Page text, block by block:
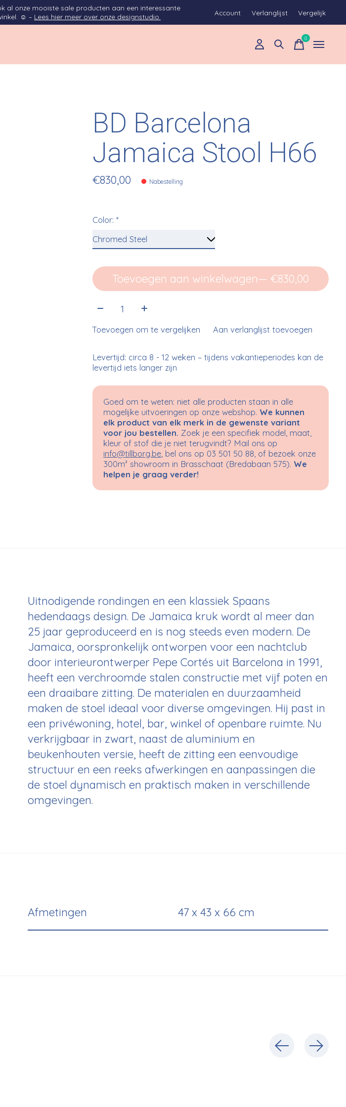
al onze mooiste sale producten aan een interessante
☺ – Lees hier meer over onze designstudio. Account Verlanglijst Vergelijk
0items
BD Barcelona
Jamaica Stool H66
€830,00 Nabestelling
Color:*
Toevoegen aan winkelwagen
— €830,00
Aantal:
Toevoegen om te vergelijken Aan verlanglijst toevoegen
Levertijd: circa 8 - 12 weken – tijdens vakantieperiodes kan de
levertijd iets langer zijn
Goed om te weten: niet alle producten staan in alle
mogelijke uitvoeringen op onze webshop. We kunnen
elk product van elk merk in de gewenste variant
voor jou bestellen. Zoek je een specifiek model, maat,
kleur of stof die je niet terugvindt? Mail ons op
info@tillborg.be , bel ons op 03 501 50 88, of bezoek onze
300m² showroom in Brasschaat (Bredabaan 575). We
helpen je graag verder!
Uitnodigende rondingen en een klassiek Spaans
hedendaags design. De Jamaica kruk wordt al meer dan
25 jaar geproduceerd en is nog steeds even modern. De
Jamaica, oorspronkelijk ontworpen voor een nachtclub
door interieurontwerper Pepe Cortés uit Barcelona in 1991,
heeft een verchroomde stalen constructie met vijf poten en
een draaibare zitting. De materialen en duurzaamheid
maken de stoel ideaal voor diverse omgevingen. Hij past in
een privéwoning, hotel, bar, winkel of openbare ruimte. Nu
verkrijgbaar in zwart, naast de aluminium en
beukenhouten versie, heeft de zitting een eenvoudige
structuur en een reeks afwerkingen en aanpassingen die
de stoel dynamisch en praktisch maken in verschillende
omgevingen.
Afmetingen 47 x 43 x 66 cm